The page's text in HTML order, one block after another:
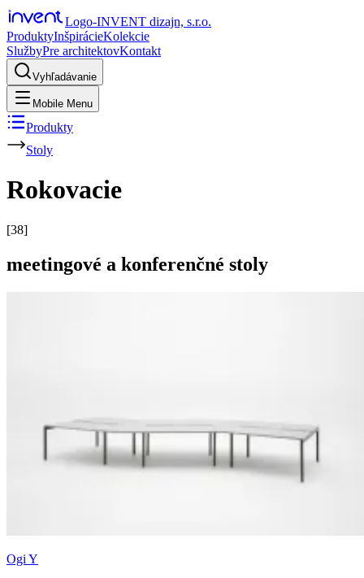
Logo-INVENT dizajn, s.r.o.
ProduktyInšpirácieKolekcie
SlužbyPre architektovKontakt
Vyhľadávanie
Mobile Menu
Produkty
Stoly
Rokovacie
[38]
meetingové a konferenčné stoly
Ogi Y